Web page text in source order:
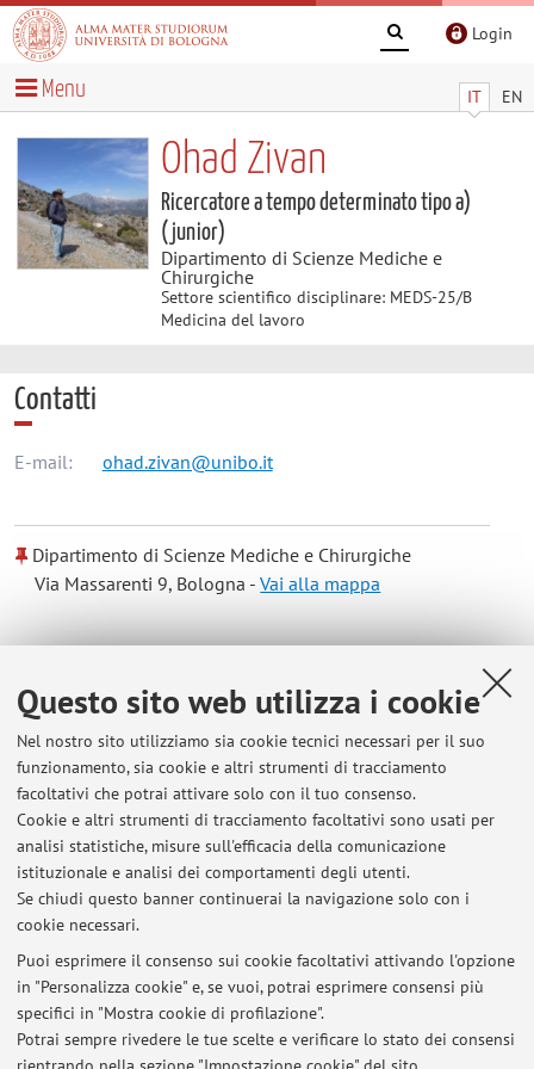
Questo sito web utilizza i cookie
Nel nostro sito utilizziamo sia cookie tecnici necessari per il suo
funzionamento, sia cookie e altri strumenti di tracciamento
facoltativi che potrai attivare solo con il tuo consenso.
Cookie e altri strumenti di tracciamento facoltativi sono usati per
analisi statistiche, misure sull'efficacia della comunicazione
istituzionale e analisi dei comportamenti degli utenti.
Se chiudi questo banner continuerai la navigazione solo con i
cookie necessari.
Puoi esprimere il consenso sui cookie facoltativi attivando l'opzione
in "Personalizza cookie" e, se vuoi, potrai esprimere consensi più
specifici in "Mostra cookie di profilazione".
Potrai sempre rivedere le tue scelte e verificare lo stato dei consensi
Login
IT EN
Menu
Ohad Zivan
Ricercatore a tempo determinato tipo a)
(junior)
Dipartimento di Scienze Mediche e
Chirurgiche
Settore scientifico disciplinare: MEDS-25/B
Medicina del lavoro
Contatti
E-mail: ohad.zivan@unibo.it
Dipartimento di Scienze Mediche e Chirurgiche
Via Massarenti 9, Bologna -Vai alla mappa
ORCID
Orario di ricevimento
Ricevimento dopo le lezioni, oppure tramite e-mail per
programmare un incontro online.
Ultimi avvisi
Al momento non sono presenti avvisi.